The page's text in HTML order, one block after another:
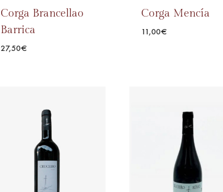
Corga Brancellao
Barrica
27,50€
Corga Mencía
11,00€